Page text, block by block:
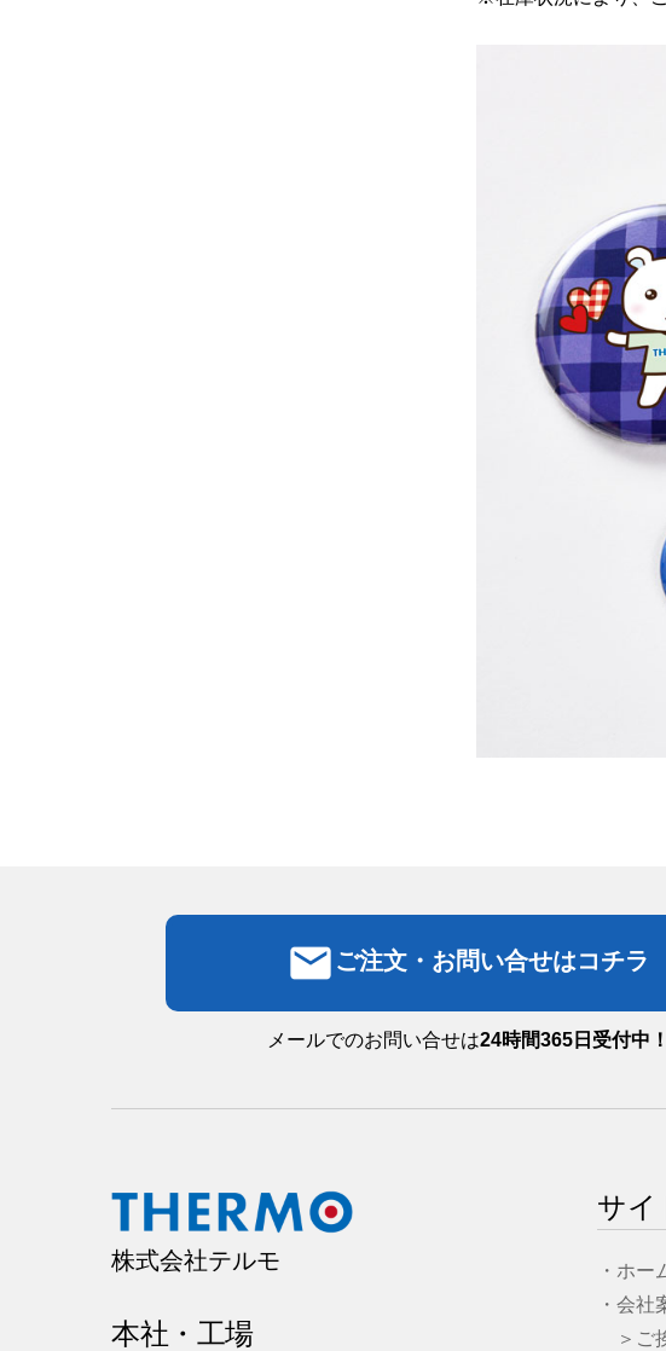
email ご注文・お問い合せはコチラ
メールでのお問い合せは24時間365日受付中！
株式会社テルモ
本社・工場
サイ
・ホー
・会社
＞ご